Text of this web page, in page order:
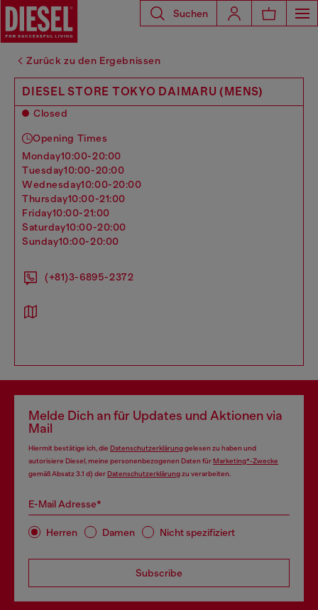
Suchen
Zurück zu den Ergebnissen
DIESEL STORE TOKYO DAIMARU (MENS)
Closed
Opening Times
monday10:00-20:00
tuesday10:00-20:00
wednesday10:00-20:00
thursday10:00-21:00
friday10:00-21:00
saturday10:00-20:00
sunday10:00-20:00
(+81)3-6895-2372
Melde Dich an für Updates und Aktionen via
Mail
Hiermit bestätige ich, die Datenschutzerklärunggelesen zu haben und
autorisiere Diesel, meine personenbezogenen Daten fürMarketing*-Zwecke
gemäß Absatz 3.1 d) derDatenschutzerklärungzu verarbeiten.
E-Mail Adresse*
Herren Damen Nicht spezifiziert
Subscribe